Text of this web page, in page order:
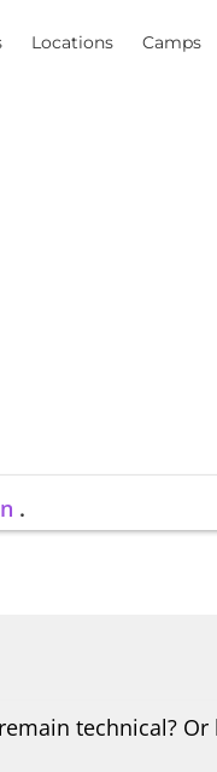
Locations Camps
.
technical?